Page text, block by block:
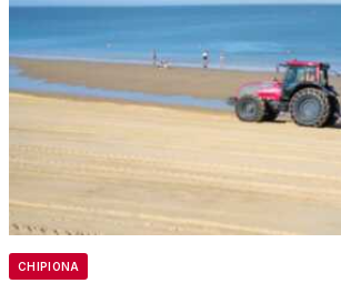
CHIPIONA